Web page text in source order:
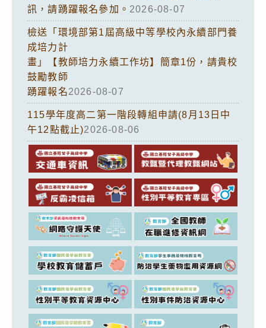
訊，請踴躍報名參加。 2026-08-07
檢送「環境部第1屆高級中等學校內永續部門養
成培力計
畫」【教師培力永續工作坊】簡章1份，請貴校
鼓勵教師
踴躍報名2026-08-07
115學年度高二第一階段轉組申請(8月13日中
午12點截止)2026-08-06